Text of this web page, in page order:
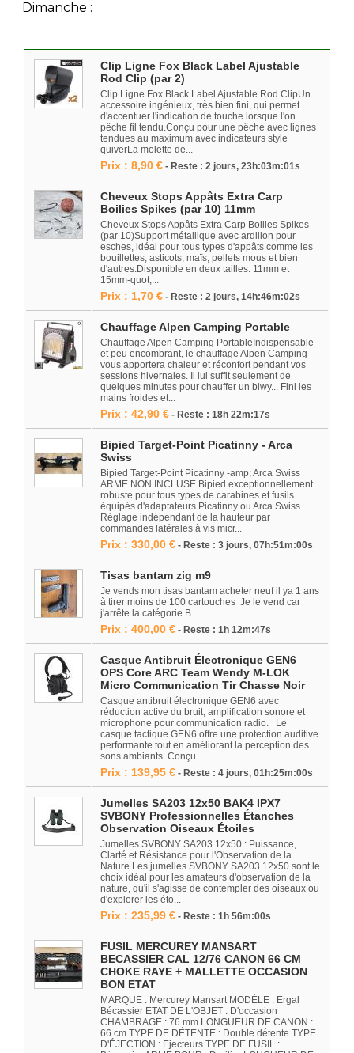
Dimanche :
Clip Ligne Fox Black Label Ajustable
Rod Clip (par 2)
Clip Ligne Fox Black Label Ajustable Rod ClipUn
accessoire ingénieux, très bien fini, qui permet
d'accentuer l'indication de touche lorsque l'on
pêche fil tendu.Conçu pour une pêche avec lignes
tendues au maximum avec indicateurs style
quiverLa molette de...
Prix : 8,90 € - Reste : 2 jours, 23h:03m:01s
Cheveux Stops Appâts Extra Carp
Boilies Spikes (par 10) 11mm
Cheveux Stops Appâts Extra Carp Boilies Spikes
(par 10)Support métallique avec ardillon pour
esches, idéal pour tous types d'appâts comme les
bouillettes, asticots, maïs, pellets mous et bien
d'autres.Disponible en deux tailles: 11mm et
15mm-quot;...
Prix : 1,70 € - Reste : 2 jours, 14h:46m:02s
Chauffage Alpen Camping Portable
Chauffage Alpen Camping PortableIndispensable
et peu encombrant, le chauffage Alpen Camping
vous apportera chaleur et réconfort pendant vos
sessions hivernales. Il lui suffit seulement de
quelques minutes pour chauffer un biwy... Fini les
mains froides et...
Prix : 42,90 € - Reste : 18h 22m:17s
Bipied Target-Point Picatinny - Arca
Swiss
Bipied Target-Point Picatinny -amp; Arca Swiss
ARME NON INCLUSE Bipied exceptionnellement
robuste pour tous types de carabines et fusils
équipés d'adaptateurs Picatinny ou Arca Swiss.
Réglage indépendant de la hauteur par
commandes latérales à vis micr...
Prix : 330,00 € - Reste : 3 jours, 07h:51m:00s
Tisas bantam zig m9
Je vends mon tisas bantam acheter neuf il ya 1 ans
à tirer moins de 100 cartouches Je le vend car
j'arrête la catégorie B...
Prix : 400,00 € - Reste : 1h 12m:47s
Casque Antibruit Électronique GEN6
OPS Core ARC Team Wendy M-LOK
Micro Communication Tir Chasse Noir
Casque antibruit électronique GEN6 avec
réduction active du bruit, amplification sonore et
microphone pour communication radio. Le
casque tactique GEN6 offre une protection auditive
performante tout en améliorant la perception des
sons ambiants. Conçu...
Prix : 139,95 € - Reste : 4 jours, 01h:25m:00s
Jumelles SA203 12x50 BAK4 IPX7
SVBONY Professionnelles Étanches
Observation Oiseaux Étoiles
Jumelles SVBONY SA203 12x50 : Puissance,
Clarté et Résistance pour l'Observation de la
Nature Les jumelles SVBONY SA203 12x50 sont le
choix idéal pour les amateurs d'observation de la
nature, qu'il s'agisse de contempler des oiseaux ou
d'explorer les éto...
Prix : 235,99 € - Reste : 1h 56m:00s
FUSIL MERCUREY MANSART
BECASSIER CAL 12/76 CANON 66 CM
CHOKE RAYE + MALLETTE OCCASION
BON ETAT
MARQUE : Mercurey Mansart MODÈLE : Ergal
Bécassier ETAT DE L'OBJET : D'occasion
CHAMBRAGE : 76 mm LONGUEUR DE CANON :
66 cm TYPE DE DÉTENTE : Double détente TYPE
D'ÉJECTION : Ejecteurs TYPE DE FUSIL :